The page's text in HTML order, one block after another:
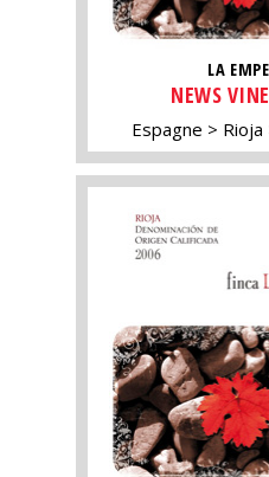
LA
NEWS
Espagne Rioja